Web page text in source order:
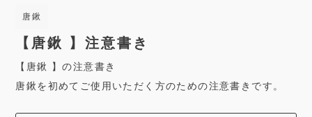
唐鍬
【唐鍬 】注意書き
【唐鍬 】の注意書き
唐鍬を初めてご使用いただく方のための注意書きです。